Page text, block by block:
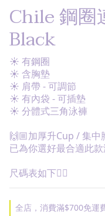
Chile 鋼圈
Black
☀ 有鋼圈
☀ 含胸墊
☀ 肩帶 - 可調節
☀ 有內袋 - 可插墊
☀ 分體式三角泳褲
🙌🏼加厚升Cup / 集中
已為你選好最合適此
尺碼表如下👇🏽
全店，消費滿$700免運